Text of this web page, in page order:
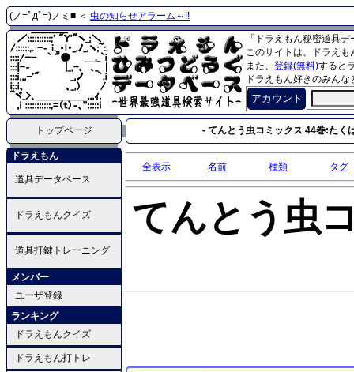
(ノ=ﾟдﾟ=)ノミ■ ＜ 虫の知らせアラーム～!!
「ドラえもん秘密道具
このサイトは、ドラえ
また、 登録(無料)すると
ドラえもん好きのみん
アカウント
トップページ - てんとう虫コミックス 44巻:たく
ドラえもん
道具データベース
ドラえもんクイズ
道具打鍵トレーニング
メンバー
ユーザ登録
ランキング
ドラえもんクイズ
ドラえもん打トレ
全表示 名前 種類 タグ
てんとう虫